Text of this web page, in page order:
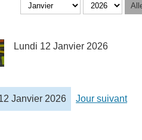
Lundi 12 Janvier 2026
Janvier 2026 Jour suivant